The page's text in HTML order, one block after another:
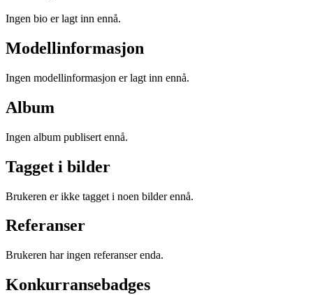
Ingen bio er lagt inn ennå.
Modellinformasjon
Ingen modellinformasjon er lagt inn ennå.
Album
Ingen album publisert ennå.
Tagget i bilder
Brukeren er ikke tagget i noen bilder ennå.
Referanser
Brukeren har ingen referanser enda.
Konkurransebadges